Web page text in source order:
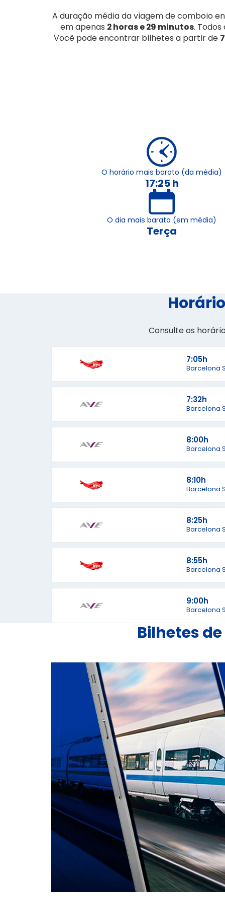
A duração média da viagem de comboio
em apenas 2 horas e 29 minutos.
Você pode encontrar bilhetes a partir de
O horário mais barato (da média)
17:25 h
O dia mais barato (em média)
Terça
Consulte os
7:05h
Barcelona
7:32h
Barcelona
8:00h
Barcelona
8:10h
Barcelona
8:25h
Barcelona
8:55h
Barcelona
9:00h
Barcelona
Bilhetes